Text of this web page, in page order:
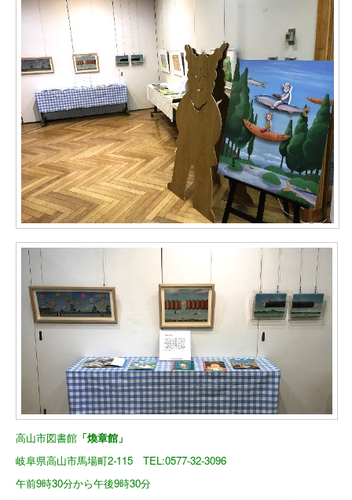
高山市図書館 「煥章館 」
岐阜県高山市馬場町2-115 TEL:0577-32-3096
午前9時30分から午後9時30分